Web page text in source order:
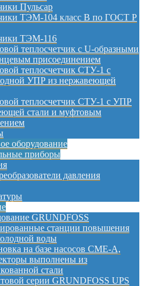
Пульсар
ТЭМ-104 класс B по ГОСТ Р
ТЭМ-116
теплосчетчик с U-образными
присоединением
теплосчетчик СТУ-1 с
УПР из нержавеющей
теплосчетчик СТУ-1 с УПР
стали и муфтовым
оборудование
приборы
давления
GRUNDFOSS
станции повышения
воды
на базе насосов CME-A,
выполнены из
стали
серии GRUNDFOSS UPS